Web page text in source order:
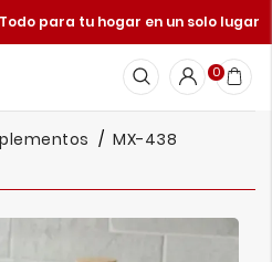
Todo para tu hogar en un solo lugar
0
MX-438